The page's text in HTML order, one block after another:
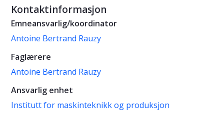
Kontaktinformasjon
Emneansvarlig/koordinator
Antoine Bertrand Rauzy
Faglærere
Antoine Bertrand Rauzy
Ansvarlig enhet
Institutt for maskinteknikk og produksjon